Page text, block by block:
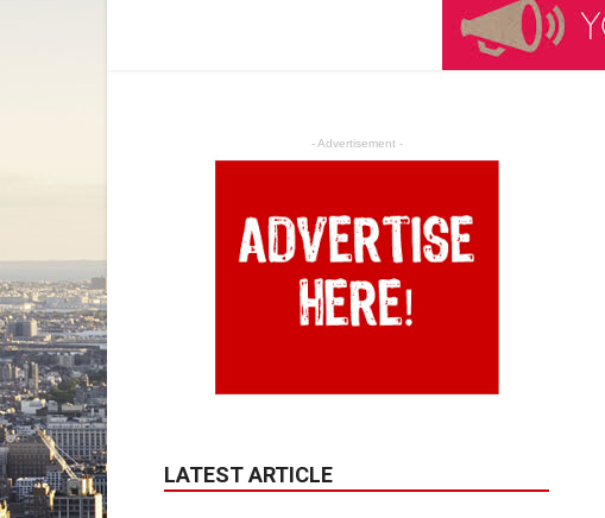
- Advertisement -
LATEST ARTICLE